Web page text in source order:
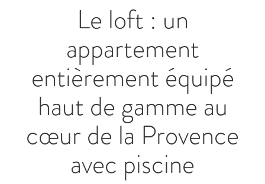
Le loft : un
appartement
entièrement équipé
haut de gamme au
cœur de la Provence
avec piscine